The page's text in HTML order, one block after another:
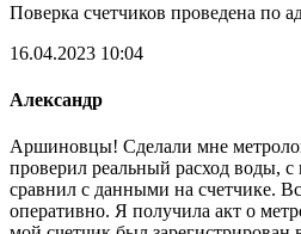
Поверка счетчиков проведена по
16.04.2023 10:04
Александр
Аршиновцы! Сделали мне
проверил реальный расход воды,
сравнил с данными на счетчике.
оперативно. Я получила акт о